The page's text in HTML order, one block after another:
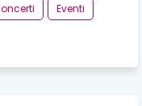
Eventi